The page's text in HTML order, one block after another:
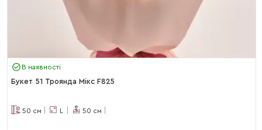
В наявності
Букет 51 Троянда Мікс F825
50 см L 50 см